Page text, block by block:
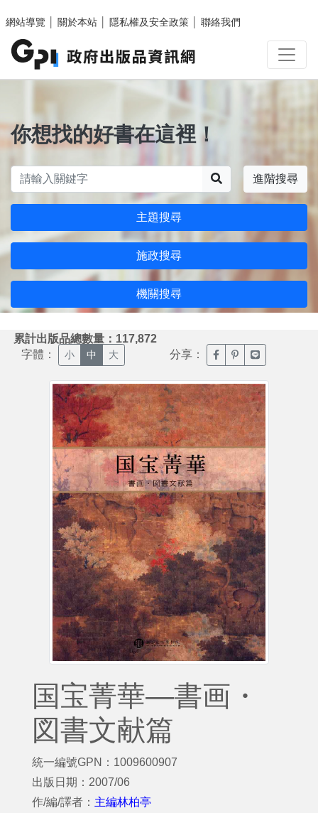
網站導覽
關於本站 隱私權及安全政策 聯絡我們
你想找的好書在這裡！
進階搜尋
主題搜尋
施政搜尋
機關搜尋
累計出版品總數量：117,872
字體： 小 中 大 分享： 臉書分享(另開新視窗)
噗浪分享(另開新
Line分享(另
国宝菁華—書画・
図書文献篇
統一編號GPN：1009600907
出版日期：2007/06
作/編/譯者： 主編林柏亭